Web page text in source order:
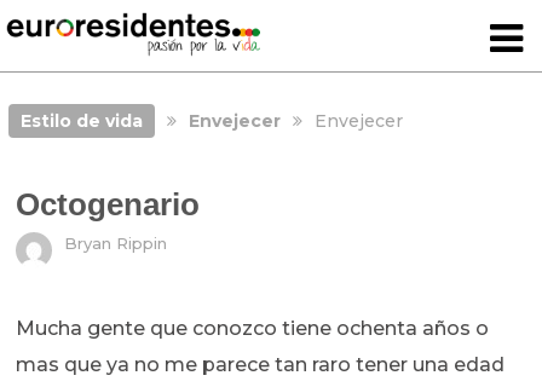
Estilo de vida Envejecer Envejecer
Octogenario
Bryan Rippin
Mucha gente que conozco tiene ochenta años o
mas que ya no me parece tan raro tener una edad